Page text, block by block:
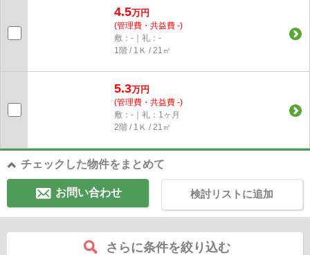
4.5万円
(管理費・共益費 -)
敷：-｜礼：-
1階 / 1Ｋ / 21㎡
5.3万円
(管理費・共益費 -)
敷：-｜礼：1ヶ月
2階 / 1Ｋ / 21㎡
チェックした物件をまとめて
お問い合わせ 検討リストに追加
さらに条件を絞り込む